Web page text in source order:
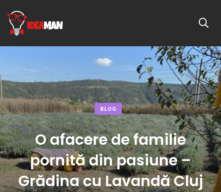
BLOG
O afacere de familie
pornită din pasiune –
Grădina cu Lavandă Cluj